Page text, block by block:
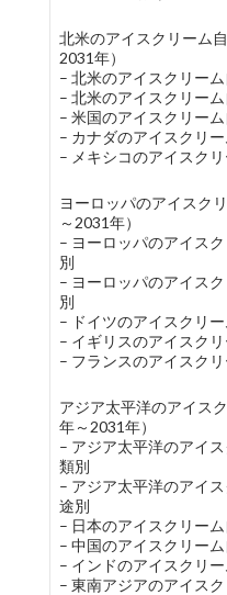
北米のアイスクリーム
2031年）
– 北米のアイスクリー
– 北米のアイスクリー
– 米国のアイスクリー
– カナダのアイスクリ
– メキシコのアイスク
ヨーロッパのアイスク
～2031年）
– ヨーロッパのアイス
別
– ヨーロッパのアイス
別
– ドイツのアイスクリ
– イギリスのアイスク
– フランスのアイスク
アジア太平洋のアイス
年～2031年）
– アジア太平洋のアイ
類別
– アジア太平洋のアイ
途別
– 日本のアイスクリー
– 中国のアイスクリー
– インドのアイスクリ
– 東南アジアのアイス